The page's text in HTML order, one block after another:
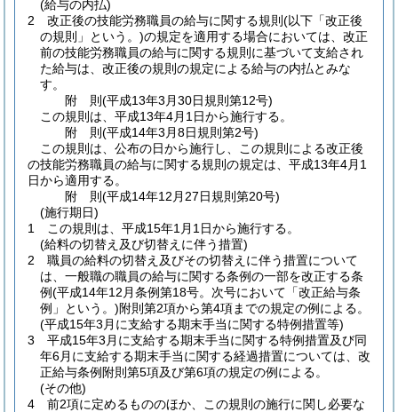
(給与の内払)
2
改正後の技能労務職員の給与に関する規則 (以下「改正後
の規則」という。)の規定を適用する場合においては、改正
前の技能労務職員の給与に関する規則に基づいて支給され
た給与は、改正後の規則の規定による給与の内払とみな
す。
附 則(平成13年3月30日規則第12号)
この規則は、平成13年4月1日から施行する。
附 則(平成14年3月8日規則第2号)
この規則は、公布の日から施行し、この規則による改正後
の技能労務職員の給与に関する規則の規定は、平成13年4月1
日から適用する。
附 則(平成14年12月27日規則第20号)
(施行期日)
1
この規則は、平成15年1月1日から施行する。
(給料の切替え及び切替えに伴う措置)
2
職員の給料の切替え及びその切替えに伴う措置について
は、一般職の職員の給与に関する条例の一部を改正する条
例(平成14年12月条例第18号。次号において「改正給与条
例」という。)附則第2項から第4項までの規定の例による。
(平成15年3月に支給する期末手当に関する特例措置等)
3
平成15年3月に支給する期末手当に関する特例措置及び同
年6月に支給する期末手当に関する経過措置については、改
正給与条例附則第5項及び第6項の規定の例による。
(その他)
4
前2項に定めるもののほか、この規則の施行に関し必要な